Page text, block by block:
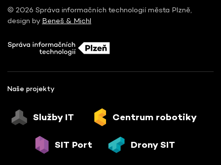
© 2026 Správa informačních technologií města Plzně,
design by Beneš & Michl
Naše projekty
Služby IT Centrum robotiky
SIT Port Drony SIT